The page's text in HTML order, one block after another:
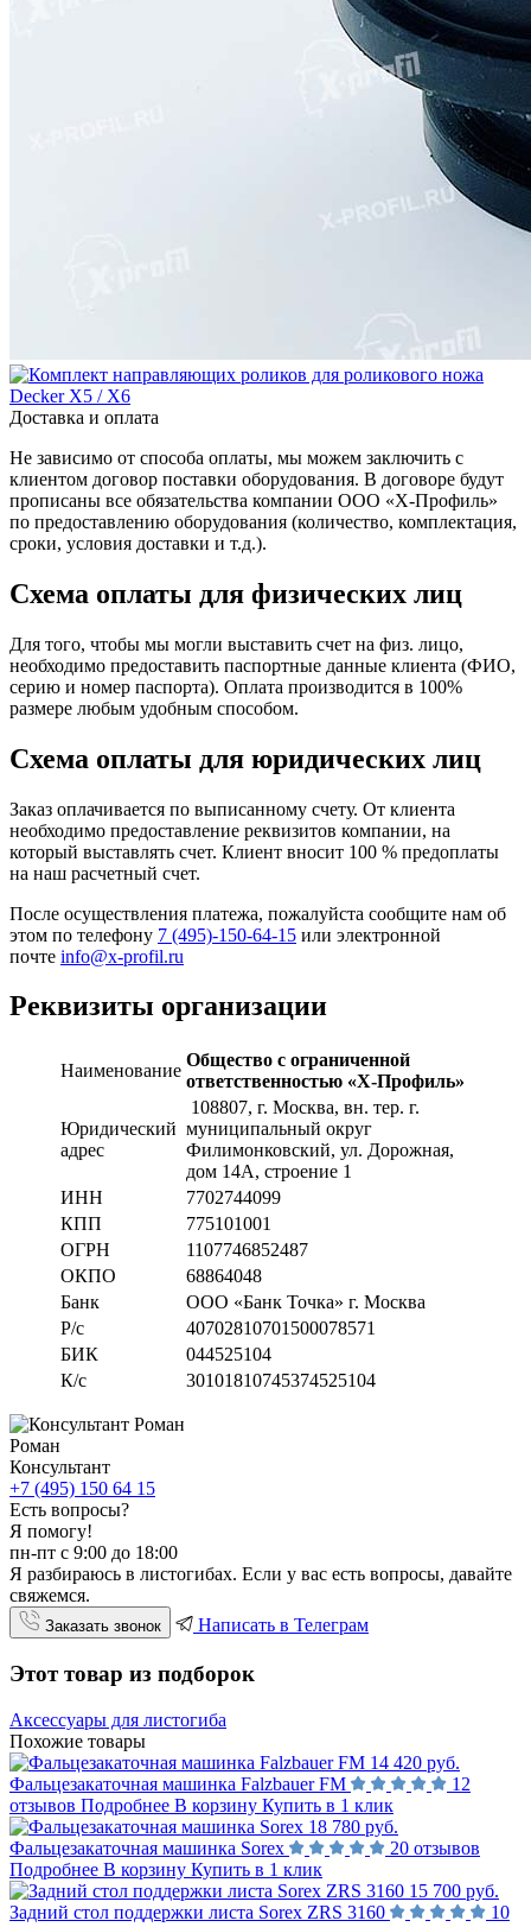
Доставка и оплата
Не зависимо от способа оплаты, мы можем заключить с
клиентом договор поставки оборудования. В договоре будут
прописаны все обязательства компании ООО «Х-Профиль»
по предоставлению оборудования (количество, комплектация,
сроки, условия доставки и т.д.).
Схема оплаты для физических лиц
Для того, чтобы мы могли выставить счет на физ. лицо,
необходимо предоставить паспортные данные клиента (ФИО,
серию и номер паспорта). Оплата производится в 100%
размере любым удобным способом.
Схема оплаты для юридических лиц
Заказ оплачивается по выписанному счету. От клиента
необходимо предоставление реквизитов компании, на
который выставлять счет. Клиент вносит 100 % предоплаты
на наш расчетный счет.
После осуществления платежа, пожалуйста сообщите нам об
этом по телефону 7 (495)-150-64-15 или электронной
почте info@x-profil.ru
Реквизиты организации
Наименование
Общество с ограниченной
ответственностью «Х-Профиль»
Юридический
адрес
108807, г. Москва, вн. тер. г.
муниципальный округ
Филимонковский, ул. Дорожная,
дом 14А, строение 1
ИНН
7702744099
КПП
775101001
ОГРН
1107746852487
ОКПО
68864048
Банк
ООО «Банк Точка» г. Москва
Р/с
40702810701500078571
БИК
044525104
К/с
30101810745374525104
Роман
Консультант
+7 (495) 150 64 15
Есть вопросы?
Я помогу!
пн-пт с 9:00 до 18:00
Я разбираюсь в листогибах. Если у вас есть вопросы, давайте
свяжемся.
Заказать звонок Написать в Телеграм
Этот товар из подборок
Аксессуары для листогиба
Похожие товары
14 420 руб.
Фальцезакаточная машинка Falzbauer FM
12
отзывов Подробнее В корзину Купить в 1 клик
18 780 руб.
Фальцезакаточная машинка Sorex
20 отзывов
Подробнее В корзину Купить в 1 клик
15 700 руб.
Задний стол поддержки листа Sorex ZRS 3160
10